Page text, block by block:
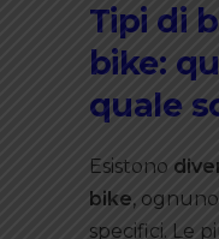
Tipi di
bike:
quale
Esistono
bike,
specifici. Le